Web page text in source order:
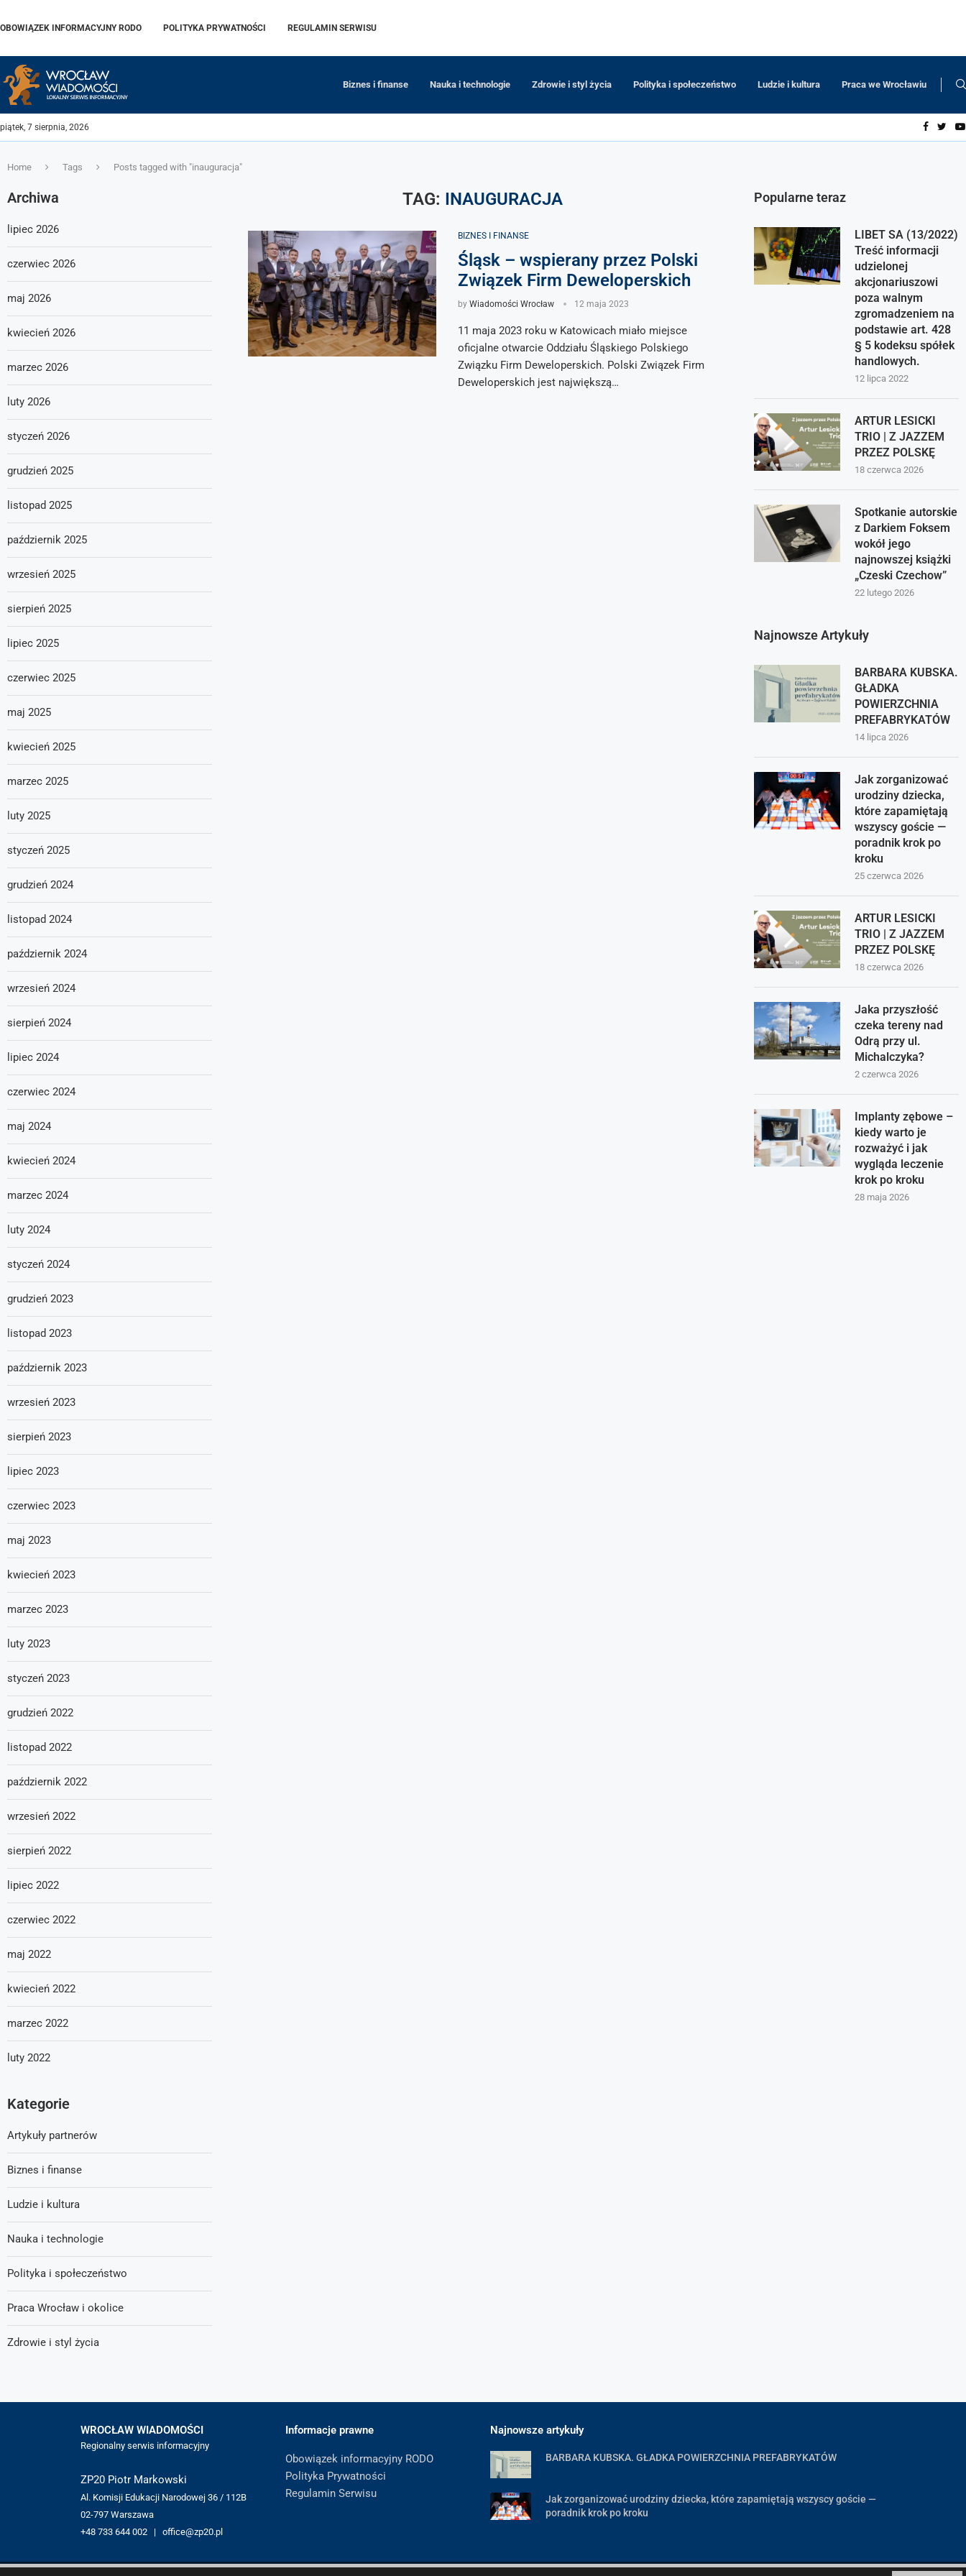
OBOWIĄZEK INFORMACYJNY RODO POLITYKA PRYWATNOŚCI REGULAMIN SERWISU
Biznes i finanse Nauka i technologie Zdrowie i styl życia Polityka i społeczeństwo Ludzie i kultura Praca we Wrocławiu
piątek, 7 sierpnia, 2026
Home Tags Posts tagged with "inauguracja"
TAG: INAUGURACJA
BIZNES I FINANSE
Śląsk – wspierany przez Polski
Związek Firm Deweloperskich
by Wiadomości Wrocław 12 maja 2023
11 maja 2023 roku w Katowicach miało miejsce
oficjalne otwarcie Oddziału Śląskiego Polskiego
Związku Firm Deweloperskich. Polski Związek Firm
Deweloperskich jest największą…
Popularne teraz
LIBET SA (13/2022)
Treść informacji
udzielonej
akcjonariuszowi
poza walnym
zgromadzeniem na
podstawie art. 428
§ 5 kodeksu spółek
handlowych.
12 lipca 2022
ARTUR LESICKI
TRIO | Z JAZZEM
PRZEZ POLSKĘ
18 czerwca 2026
Spotkanie autorskie
z Darkiem Foksem
wokół jego
najnowszej książki
„Czeski Czechow”
22 lutego 2026
Najnowsze Artykuły
BARBARA KUBSKA.
GŁADKA
POWIERZCHNIA
PREFABRYKATÓW
14 lipca 2026
Jak zorganizować
urodziny dziecka,
które zapamiętają
wszyscy goście —
poradnik krok po
kroku
25 czerwca 2026
ARTUR LESICKI
TRIO | Z JAZZEM
PRZEZ POLSKĘ
18 czerwca 2026
Jaka przyszłość
czeka tereny nad
Odrą przy ul.
Michalczyka?
2 czerwca 2026
Implanty zębowe –
kiedy warto je
rozważyć i jak
wygląda leczenie
krok po kroku
28 maja 2026
Archiwa
lipiec 2026
czerwiec 2026
maj 2026
kwiecień 2026
marzec 2026
luty 2026
styczeń 2026
grudzień 2025
listopad 2025
październik 2025
wrzesień 2025
sierpień 2025
lipiec 2025
czerwiec 2025
maj 2025
kwiecień 2025
marzec 2025
luty 2025
styczeń 2025
grudzień 2024
listopad 2024
październik 2024
wrzesień 2024
sierpień 2024
lipiec 2024
czerwiec 2024
maj 2024
kwiecień 2024
marzec 2024
luty 2024
styczeń 2024
grudzień 2023
listopad 2023
październik 2023
wrzesień 2023
sierpień 2023
lipiec 2023
czerwiec 2023
maj 2023
kwiecień 2023
marzec 2023
luty 2023
styczeń 2023
grudzień 2022
listopad 2022
październik 2022
wrzesień 2022
sierpień 2022
lipiec 2022
czerwiec 2022
maj 2022
kwiecień 2022
marzec 2022
luty 2022
Kategorie
Artykuły partnerów
Biznes i finanse
Ludzie i kultura
Nauka i technologie
Polityka i społeczeństwo
Praca Wrocław i okolice
Zdrowie i styl życia
WROCŁAW WIADOMOŚCI
Regionalny serwis informacyjny
ZP20 Piotr Markowski
Al. Komisji Edukacji Narodowej 36 / 112B
02-797 Warszawa
+48 733 644 002 | office@zp20.pl
Informacje prawne
Obowiązek informacyjny RODO
Polityka Prywatności
Regulamin Serwisu
Najnowsze artykuły
BARBARA KUBSKA. GŁADKA POWIERZCHNIA PREFABRYKATÓW
Jak zorganizować urodziny dziecka, które zapamiętają wszyscy goście —
poradnik krok po kroku